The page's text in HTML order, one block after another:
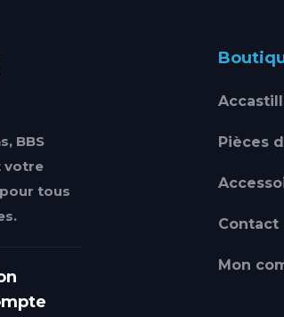
BBS
votre
tous
Pièces
Contact
Mon